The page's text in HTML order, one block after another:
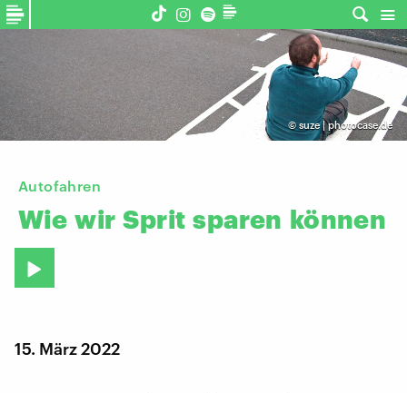
©suze | photocase.de
Autofahren
Wie wir Sprit sparen können
15. März 2022